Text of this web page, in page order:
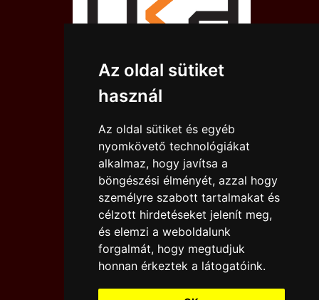
Az oldal sütiket
használ
Az oldal sütiket és egyéb
nyomkövető technológiákat
alkalmaz, hogy javítsa a
böngészési élményét, azzal hogy
személyre szabott tartalmakat és
célzott hirdetéseket jelenít meg,
és elemzi a weboldalunk
forgalmát, hogy megtudjuk
honnan érkeztek a látogatóink.
IMPRESSZUM
JOGI NYILATKOZAT
KAPCSOLAT